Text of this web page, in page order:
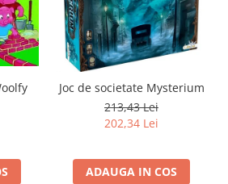
Joc de societate Mysterium
213,43 Lei
202,34 Lei
ADAUGA IN COS